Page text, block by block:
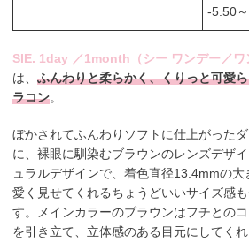
-5.50
SIE. 1day ／1month（シー ワンデー／ワ
は、ふんわりと柔らかく、くりっと可愛
ラコン。
ぼかされてふんわりソフトに仕上がった
に、裸眼に馴染むブラウンのレンズデザ
ュラルデザインで、着色直径13.4mmの
愛く見せてくれるちょうどいいサイズ感
す。メインカラーのブラウンはフチとの
を引き立て、立体感のある目元にしてく